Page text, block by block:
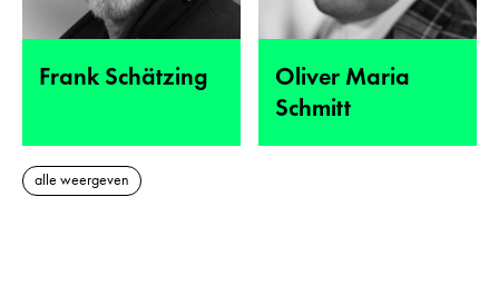
Frank Schätzing
Oliver Maria
Schmitt
alle weergeven